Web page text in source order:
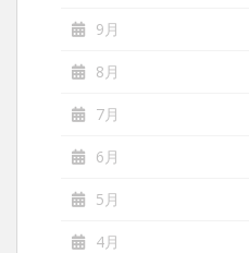
9月
8月
7月
6月
5月
4月